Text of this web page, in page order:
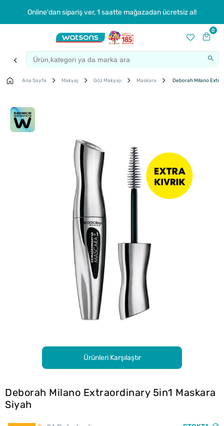
Online'dan sipariş ver, 1 saatte mağazadan ücretsiz al!
0
Ana Sayfa Makyaj Göz Makyajı Maskara Deborah Milano
Ürünleri Karşılaştır
Deborah Milano Extraordinary 5in1 Maskara
Siyah